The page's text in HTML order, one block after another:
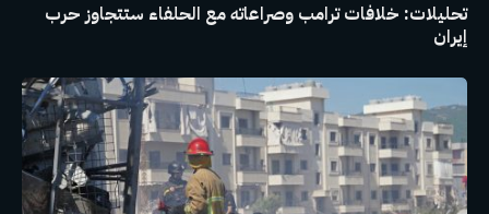
تحليلات: خلافات ترامب وصراعاته مع الحلفاء ستتجاوز حرب
إيران